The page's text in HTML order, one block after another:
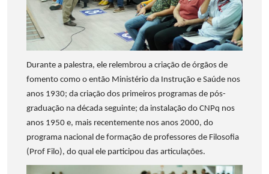
Durante a palestra, ele relembrou a criação de órgãos de
fomento como o então Ministério da Instrução e Saúde nos
anos 1930; da criação dos primeiros programas de pós-
graduação na década seguinte; da instalação do CNPq nos
anos 1950 e, mais recentemente nos anos 2000, do
programa nacional de formação de professores de Filosofia
(Prof Filo), do qual ele participou das articulações.